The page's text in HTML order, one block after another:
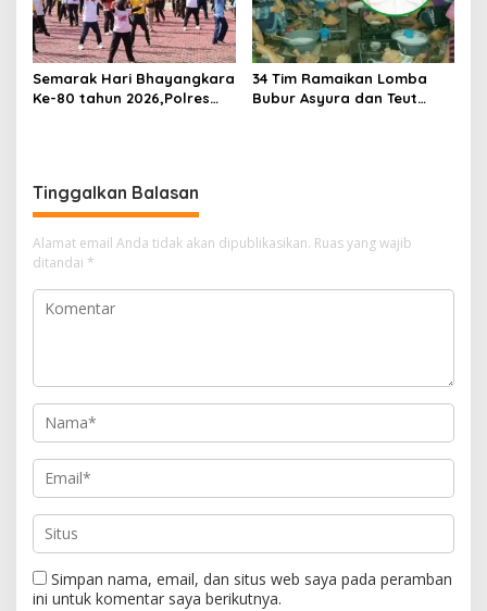
Semarak Hari Bhayangkara
Ke-80 tahun 2026,Polres
34 Tim Ramaikan Lomba
Bubur Asyura dan Teut
Tinggalkan Balasan
Alamat email Anda tidak akan dipublikasikan. Ruas yang wajib
ditandai *
Simpan nama, email, dan situs web saya pada peramban
ini untuk komentar saya berikutnya.